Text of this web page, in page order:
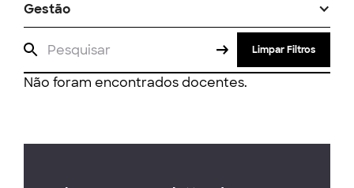
Gestão
Limpar Filtros
Não foram encontrados docentes.